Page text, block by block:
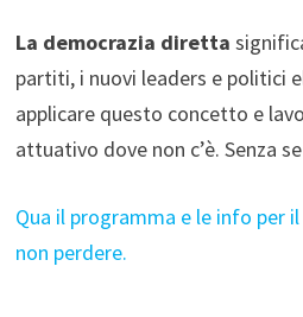
La democrazia diretta
partiti, i nuovi leaders e politici
applicare questo concetto e
attuativo dove non c’è. Senza
Qua il programma e le info per
non perdere.